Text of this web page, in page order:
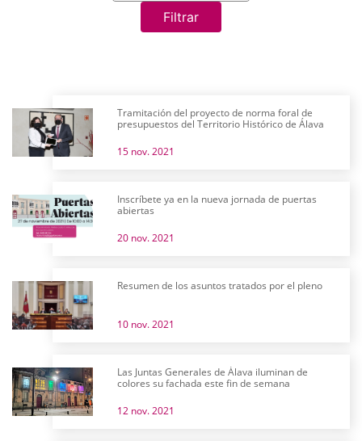
Filtrar
Tramitación del proyecto de norma foral de
presupuestos del Territorio Histórico de Álava
15 nov. 2021
Inscríbete ya en la nueva jornada de puertas
abiertas
20 nov. 2021
Resumen de los asuntos tratados por el pleno
10 nov. 2021
Las Juntas Generales de Álava iluminan de
colores su fachada este fin de semana
12 nov. 2021